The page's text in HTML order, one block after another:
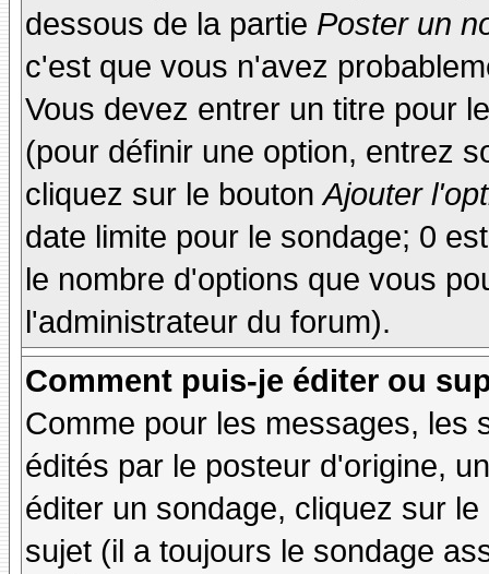
dessous de la partie Poster un
c'est que vous n'avez
Vous devez entrer un titre pour
(pour définir une option, entrez
cliquez sur le boutonAjouter
date limite pour le sondage; 0
le nombre d'options que vous
l'administrateur du forum).
Comment puis-je éditer ou
Comme pour les messages, les
édités par le posteur d'origine,
éditer un sondage, cliquez sur
sujet (il a toujours le sondage